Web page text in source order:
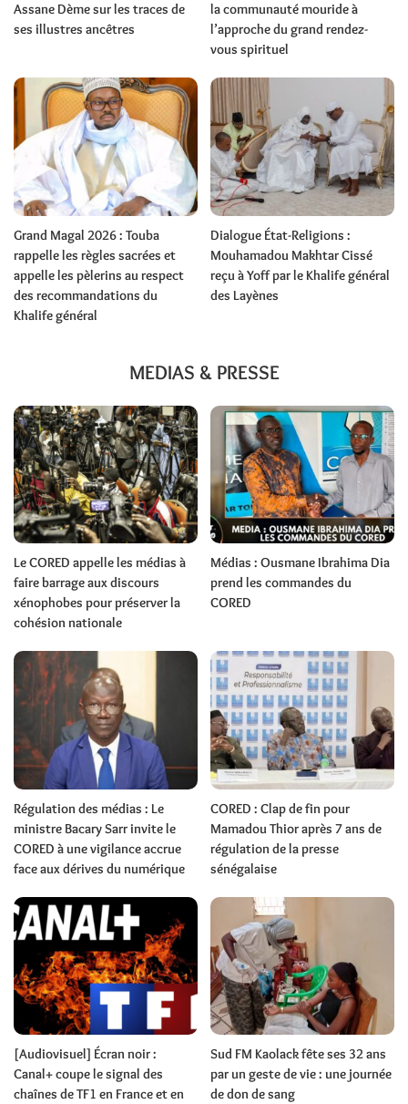
Assane Dème sur les traces de
ses illustres ancêtres
la communauté mouride à
l’approche du grand rendez-
vous spirituel
Grand Magal 2026 : Touba
rappelle les règles sacrées et
appelle les pèlerins au respect
des recommandations du
Khalife général
Dialogue État-Religions :
Mouhamadou Makhtar Cissé
reçu à Yoff par le Khalife général
des Layènes
MEDIAS & PRESSE
Le CORED appelle les médias à
faire barrage aux discours
xénophobes pour préserver la
cohésion nationale
Médias : Ousmane Ibrahima Dia
prend les commandes du
CORED
Régulation des médias : Le
ministre Bacary Sarr invite le
CORED à une vigilance accrue
face aux dérives du numérique
CORED : Clap de fin pour
Mamadou Thior après 7 ans de
régulation de la presse
sénégalaise
[Audiovisuel] Écran noir :
Canal+ coupe le signal des
chaînes de TF1 en France et en
Sud FM Kaolack fête ses 32 ans
par un geste de vie : une journée
de don de sang